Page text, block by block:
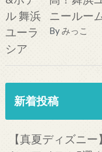
ニールー
By みっこ
新着投稿
【真夏ディズニ